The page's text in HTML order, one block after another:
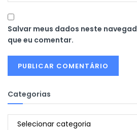
Salvar meus dados neste
que eu comentar.
Categorias
Categorias